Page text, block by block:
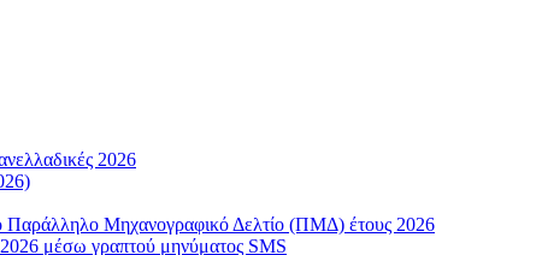
2026
Παράλληλο Μηχανογραφικό Δελτίο (ΠΜΔ) έτους 2026
μέσω γραπτού μηνύματος SMS